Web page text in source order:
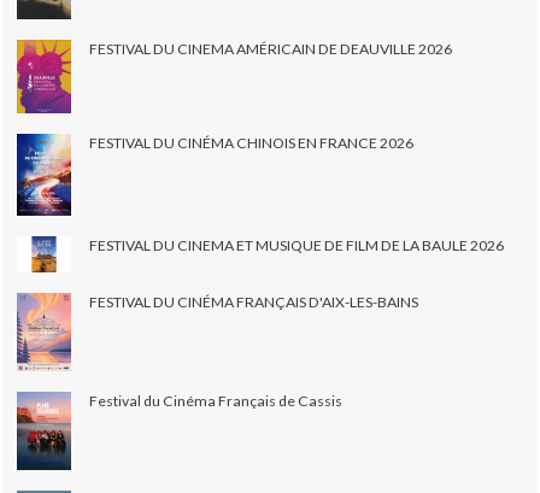
FESTIVAL DU CINEMA AMÉRICAIN DE DEAUVILLE 2026
FESTIVAL DU CINÉMA CHINOIS EN FRANCE 2026
FESTIVAL DU CINEMA ET MUSIQUE DE FILM DE LA BAULE 2026
FESTIVAL DU CINÉMA FRANÇAIS D'AIX-LES-BAINS
Festival du Cinéma Français de Cassis